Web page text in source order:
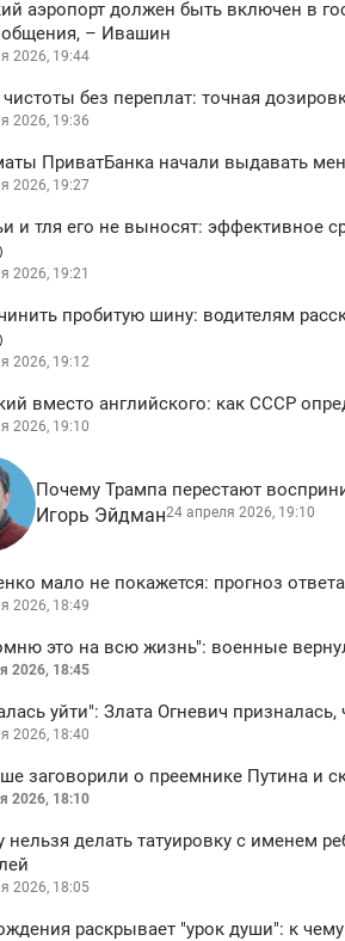
аэропорт должен быть включен в
– Ивашин
2026, 19:44
чистоты без переплат: точная
2026, 19:36
ПриватБанка начали выдавать
2026, 19:27
и тля его не выносят: эффективное
2026, 19:21
пробитую шину: водителям
2026, 19:12
вместо английского: как СССР
2026, 19:10
Почему Трампа перестают
Игорь Эйдман24 апреля 2026, 19:10
мало не покажется: прогноз
2026, 18:49
это на всю жизнь": военные
2026, 18:45
уйти": Злата Огневич призналась,
2026, 18:40
заговорили о преемнике Путина и
2026, 18:10
нельзя делать татуировку с именем
2026, 18:05
раскрывает "урок души": к